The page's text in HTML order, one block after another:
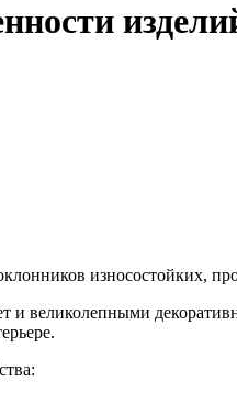
износостойких,
великолепными